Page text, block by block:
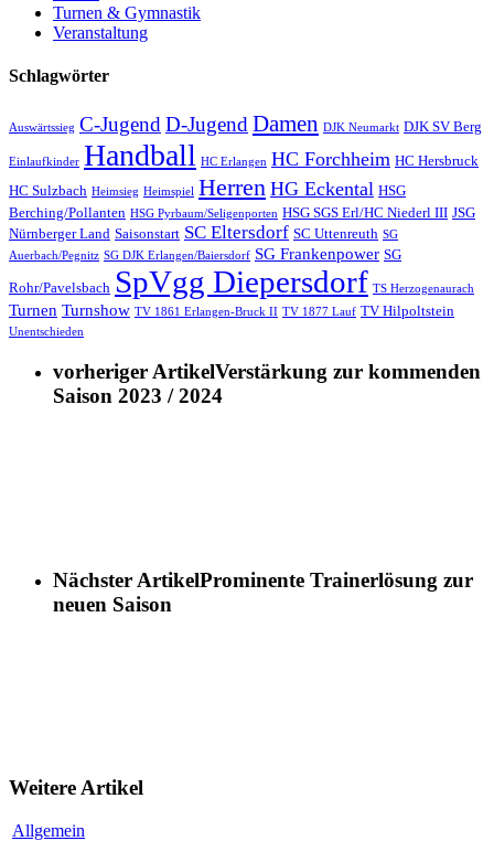
Turnen & Gymnastik
Veranstaltung
Schlagwörter
Auswärtssieg C-Jugend D-Jugend Damen DJK Neumarkt DJK SV Berg
Einlaufkinder Handball HC Erlangen HC Forchheim HC Hersbruck
HC Sulzbach Heimsieg Heimspiel Herren HG Eckental HSG
Berching/Pollanten HSG Pyrbaum/Seligenporten HSG SGS Erl/HC Niederl III JSG
Nürnberger Land Saisonstart SC Eltersdorf SC Uttenreuth SG
Auerbach/Pegnitz SG DJK Erlangen/Baiersdorf SG Frankenpower SG
Rohr/Pavelsbach SpVgg Diepersdorf TS Herzogenaurach
Turnen Turnshow TV 1861 Erlangen-Bruck II TV 1877 Lauf TV Hilpoltstein
Unentschieden
vorheriger ArtikelVerstärkung zur kommenden
Saison 2023 / 2024
Nächster ArtikelProminente Trainerlösung zur
neuen Saison
Weitere Artikel
Allgemein